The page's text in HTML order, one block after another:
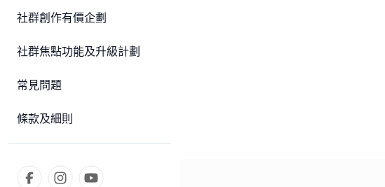
社群創作有價企劃
社群焦點功能及升級計劃
常見問題
條款及細則